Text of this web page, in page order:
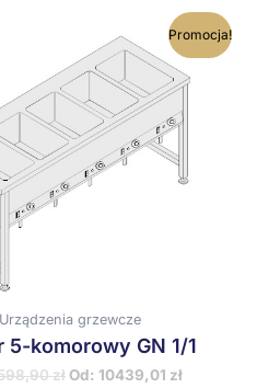
Promocja!
Urządzenia grzewcze
5-komorowy GN 1/1
zł Od: 10439,01 zł
produkt
ma
wiele
wariantów.
Opcje
można
wybrać